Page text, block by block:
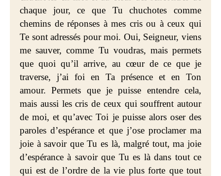
chaque jour, ce que Tu chuchotes comme
chemins de réponses à mes cris ou à ceux qui
Te sont adressés pour moi. Oui, Seigneur, viens
me sauver, comme Tu voudras, mais permets
que quoi qu’il arrive, au cœur de ce que je
traverse, j’ai foi en Ta présence et en Ton
amour. Permets que je puisse entendre cela,
mais aussi les cris de ceux qui souffrent autour
de moi, et qu’avec Toi je puisse alors oser des
paroles d’espérance et que j’ose proclamer ma
joie à savoir que Tu es là, malgré tout, ma joie
d’espérance à savoir que Tu es là dans tout ce
qui est de l’ordre de la vie plus forte que tout